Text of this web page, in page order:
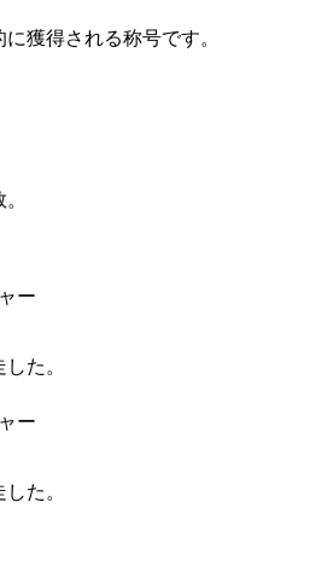
獲得される称号です。
ー
た。
ー
た。